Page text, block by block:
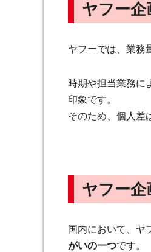
ヤフー企
ヤフーでは、業務
時期や担当業務に
印象です。
そのため、個人差
ヤフー企
国内において、ヤ
がいの一つです。